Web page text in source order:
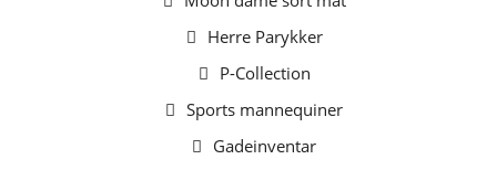
Herre Parykker
P-Collection
Sports mannequiner
Gadeinventar